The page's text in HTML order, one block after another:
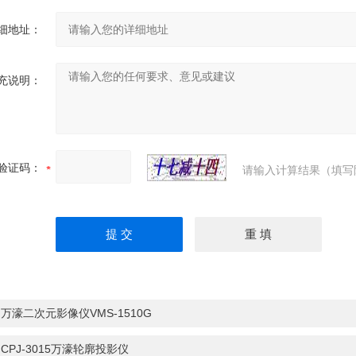
地址：
说明：
证码： 请输入计算结果（填
万濠二次元影像仪VMS-1510G
CPJ-3015万濠轮廓投影仪